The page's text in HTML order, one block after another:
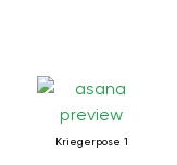
Kriegerpose 1